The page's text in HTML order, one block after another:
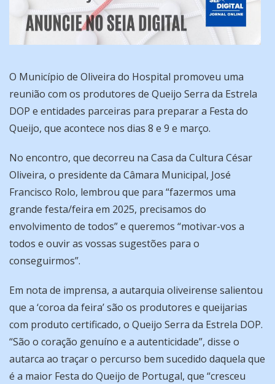
O Município de Oliveira do Hospital promoveu uma
reunião com os produtores de Queijo Serra da Estrela
DOP e entidades parceiras para preparar a Festa do
Queijo, que acontece nos dias 8 e 9 e março.
No encontro, que decorreu na Casa da Cultura César
Oliveira, o presidente da Câmara Municipal, José
Francisco Rolo, lembrou que para “fazermos uma
grande festa/feira em 2025, precisamos do
envolvimento de todos” e queremos “motivar-vos a
todos e ouvir as vossas sugestões para o
conseguirmos”.
Em nota de imprensa, a autarquia oliveirense salientou
que a ‘coroa da feira’ são os produtores e queijarias
com produto certificado, o Queijo Serra da Estrela DOP.
“São o coração genuíno e a autenticidade”, disse o
autarca ao traçar o percurso bem sucedido daquela que
é a maior Festa do Queijo de Portugal, que “cresceu